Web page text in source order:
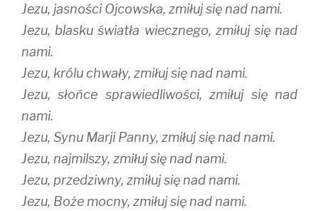
Jezu, jasności Ojcowska, zmiłuj się nad nami.
Jezu, blasku światła wiecznego, zmiłuj się nad
nami.
Jezu, królu chwały, zmiłuj się nad nami.
Jezu, słońce sprawiedliwości, zmiłuj się nad
nami.
Jezu, Synu Marji Panny, zmiłuj się nad nami.
Jezu, najmilszy, zmiłuj się nad nami.
Jezu, przedziwny, zmiłuj się nad nami.
Jezu, Boże mocny, zmiłuj się nad nami.